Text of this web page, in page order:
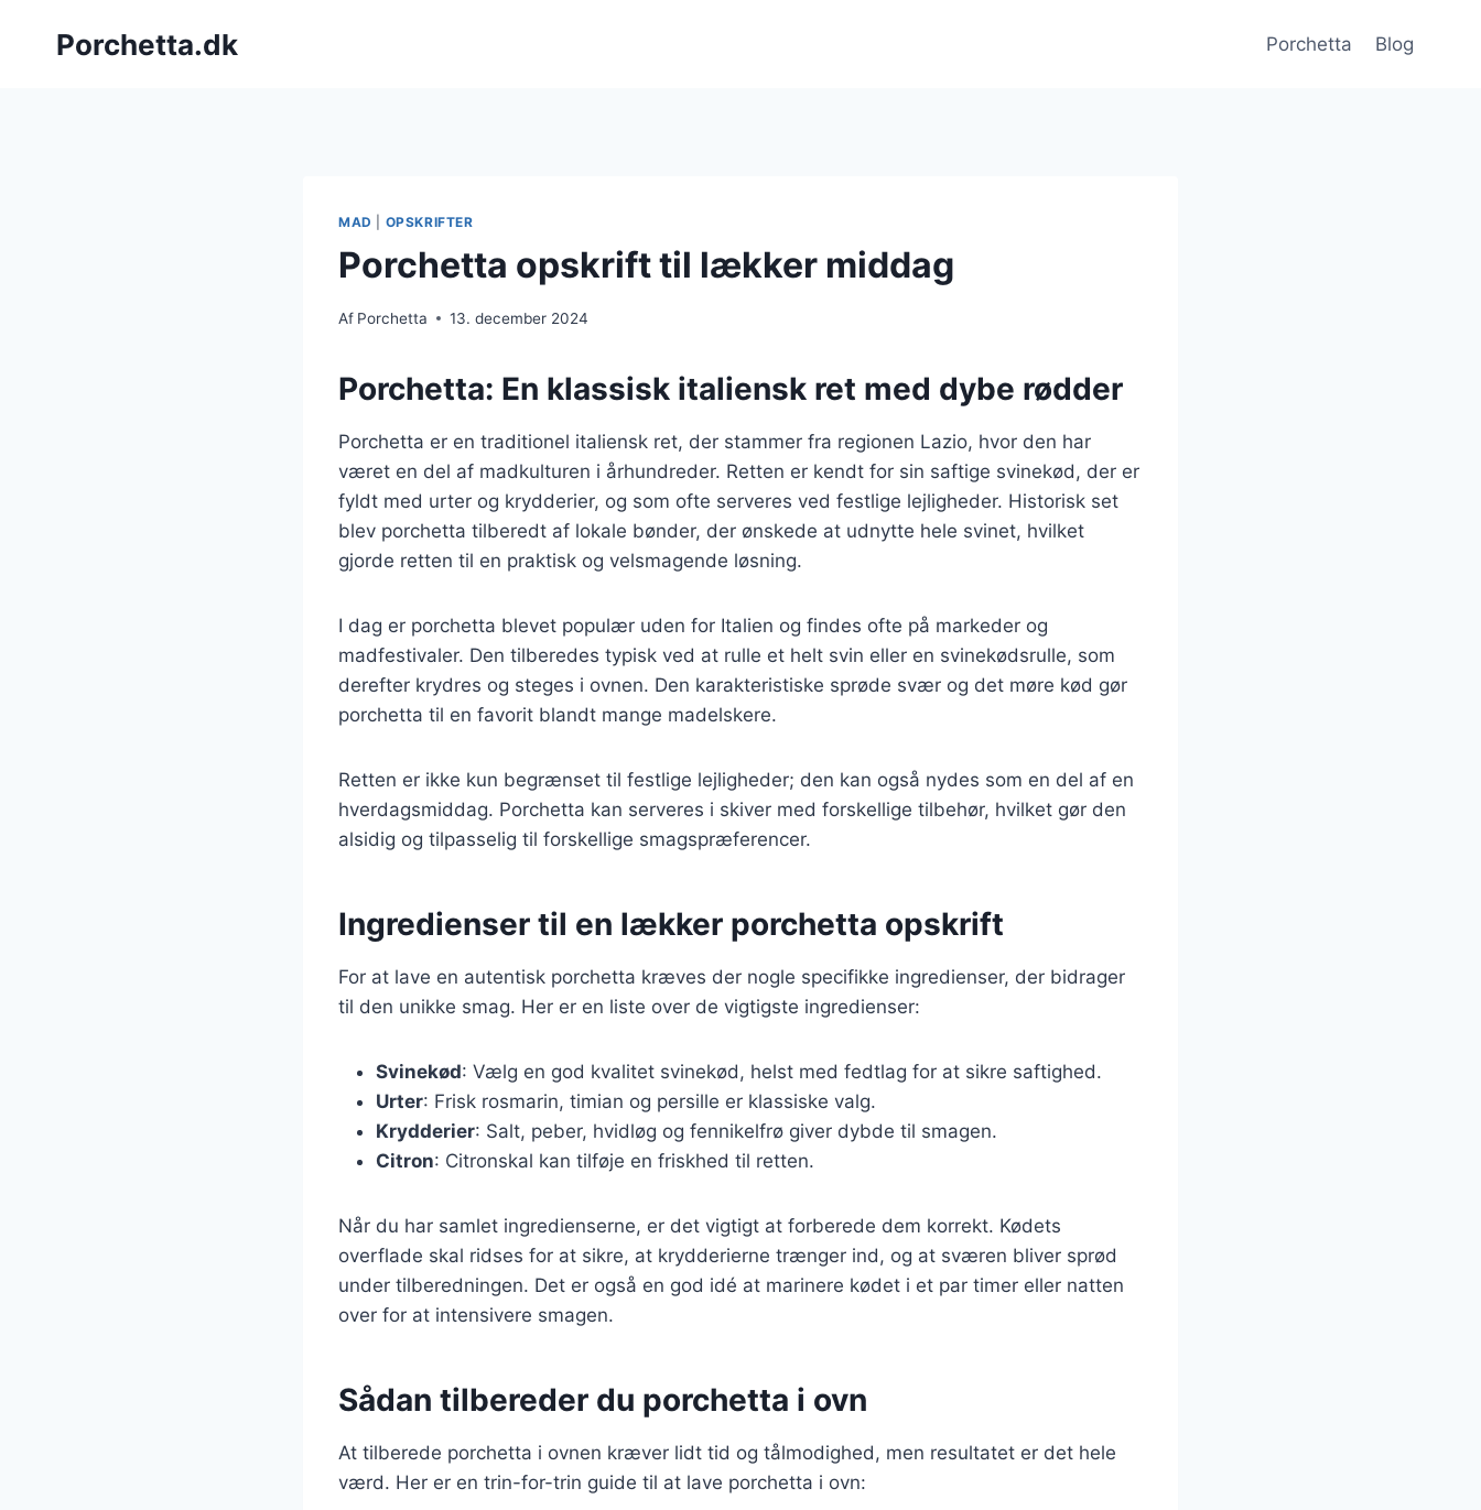
Porchetta.dk Porchetta Blog
MAD OPSKRIFTER
Porchetta opskrift til lækker middag
Af Porchetta 13. december 2024
Porchetta: En klassisk italiensk ret med dybe rødder
Porchetta er en traditionel italiensk ret, der stammer fra regionen Lazio, hvor den har
været en del af madkulturen i århundreder. Retten er kendt for sin saftige svinekød, der er
fyldt med urter og krydderier, og som ofte serveres ved festlige lejligheder. Historisk set
blev porchetta tilberedt af lokale bønder, der ønskede at udnytte hele svinet, hvilket
gjorde retten til en praktisk og velsmagende løsning.
I dag er porchetta blevet populær uden for Italien og findes ofte på markeder og
madfestivaler. Den tilberedes typisk ved at rulle et helt svin eller en svinekødsrulle, som
derefter krydres og steges i ovnen. Den karakteristiske sprøde svær og det møre kød gør
porchetta til en favorit blandt mange madelskere.
Retten er ikke kun begrænset til festlige lejligheder; den kan også nydes som en del af en
hverdagsmiddag. Porchetta kan serveres i skiver med forskellige tilbehør, hvilket gør den
alsidig og tilpasselig til forskellige smagspræferencer.
Ingredienser til en lækker porchetta opskrift
For at lave en autentisk porchetta kræves der nogle specifikke ingredienser, der bidrager
til den unikke smag. Her er en liste over de vigtigste ingredienser:
Svinekød: Vælg en god kvalitet svinekød, helst med fedtlag for at sikre saftighed.
Urter: Frisk rosmarin, timian og persille er klassiske valg.
Krydderier: Salt, peber, hvidløg og fennikelfrø giver dybde til smagen.
Citron: Citronskal kan tilføje en friskhed til retten.
Når du har samlet ingredienserne, er det vigtigt at forberede dem korrekt. Kødets
overflade skal ridses for at sikre, at krydderierne trænger ind, og at sværen bliver sprød
under tilberedningen. Det er også en god idé at marinere kødet i et par timer eller natten
over for at intensivere smagen.
Sådan tilbereder du porchetta i ovn
At tilberede porchetta i ovnen kræver lidt tid og tålmodighed, men resultatet er det hele
værd. Her er en trin-for-trin guide til at lave porchetta i ovn: